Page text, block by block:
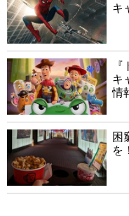
キ
キ
情
困
を